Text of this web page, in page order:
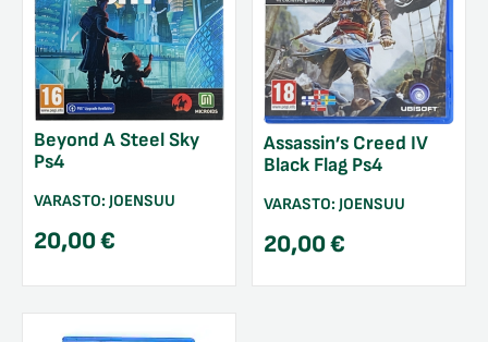
Beyond A Steel Sky
Ps4
VARASTO: JOENSUU
20,00€
Assassin’s Creed IV
Black Flag Ps4
VARASTO: JOENSUU
20,00€